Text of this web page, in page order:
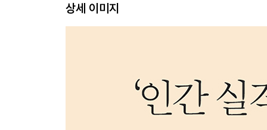
감사의 말
상세 이미지